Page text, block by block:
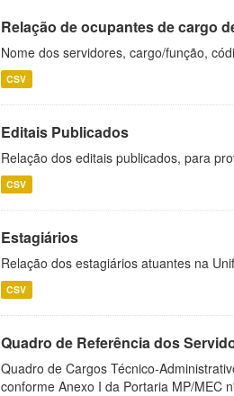
Relação de ocupantes de cargo
Nome dos servidores, cargo/função,
CSV
Editais Publicados
Relação dos editais publicados, para
CSV
Estagiários
Relação dos estagiários atuantes na
CSV
Quadro de Referência dos
Quadro de Cargos Técnico-
conforme Anexo I da Portaria MP/MEC